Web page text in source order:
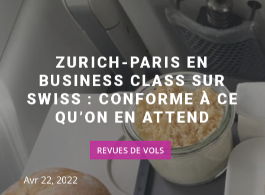
ZURICH-PARIS EN
BUSINESS CLASS SUR
SWISS : CONFORME À CE
QU’ON EN ATTEND
REVUES DE VOLS
Avr 22, 2022